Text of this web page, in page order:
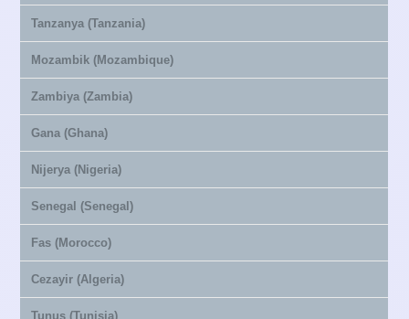
Tanzanya (Tanzania)
Mozambik (Mozambique)
Zambiya (Zambia)
Gana (Ghana)
Nijerya (Nigeria)
Senegal (Senegal)
Fas (Morocco)
Cezayir (Algeria)
Tunus (Tunisia)